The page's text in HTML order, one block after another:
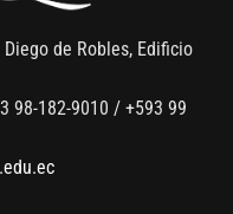
de Robles, Edificio
98-182-9010 / +593 99